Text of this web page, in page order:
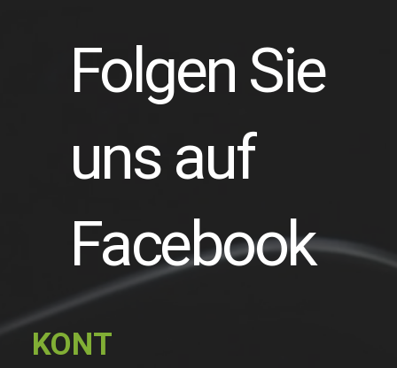
Folgen Sie
uns auf
Facebook
KONT